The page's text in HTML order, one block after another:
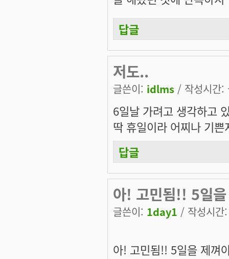
답글
저도..
글쓴이: idlms / 작성시간
6일날 가려고 생각하고
딱 휴일이라 어찌나 기
답글
아! 고민됨!! 5일을
글쓴이: 1day1 / 작성시
아! 고민됨!! 5일을 제껴